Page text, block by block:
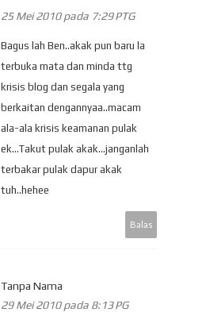
25 Mei 2010 pada 7:29 PTG
Bagus lah Ben..akak pun baru la
terbuka mata dan minda ttg
krisis blog dan segala yang
berkaitan dengannyaa..macam
ala-ala krisis keamanan pulak
ek...Takut pulak akak...janganlah
terbakar pulak dapur akak
tuh..hehee
Balas
Tanpa Nama
29 Mei 2010 pada 8:13 PG